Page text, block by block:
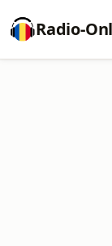
Radio-